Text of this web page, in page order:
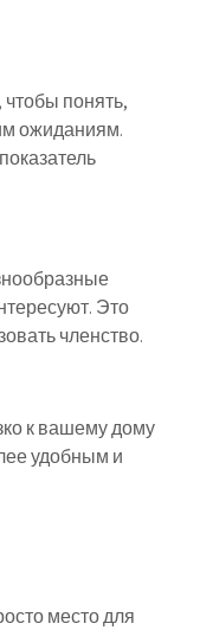
чтобы понять,
ожиданиям.
Это
членство.
к вашему дому
удобным и
место для